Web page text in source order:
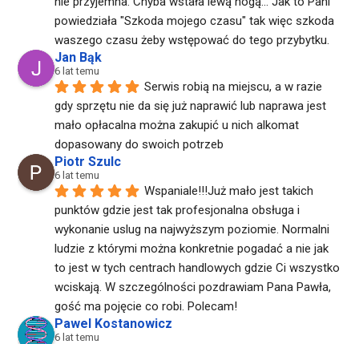
powiedziała "Szkoda mojego czasu" tak więc szkoda
waszego czasu żeby wstępować do tego przybytku.
Jan Bąk
6 lat temu
Serwis robią na miejscu, a w razie
gdy sprzętu nie da się już naprawić lub naprawa jest
mało opłacalna można zakupić u nich alkomat
dopasowany do swoich potrzeb
Piotr Szulc
6 lat temu
Wspaniale!!!Już mało jest takich
punktów gdzie jest tak profesjonalna obsługa i
wykonanie uslug na najwyższym poziomie. Normalni
ludzie z którymi można konkretnie pogadać a nie jak
to jest w tych centrach handlowych gdzie Ci wszystko
wciskają. W szczególności pozdrawiam Pana Pawła,
gość ma pojęcie co robi. Polecam!
Pawel Kostanowicz
6 lat temu